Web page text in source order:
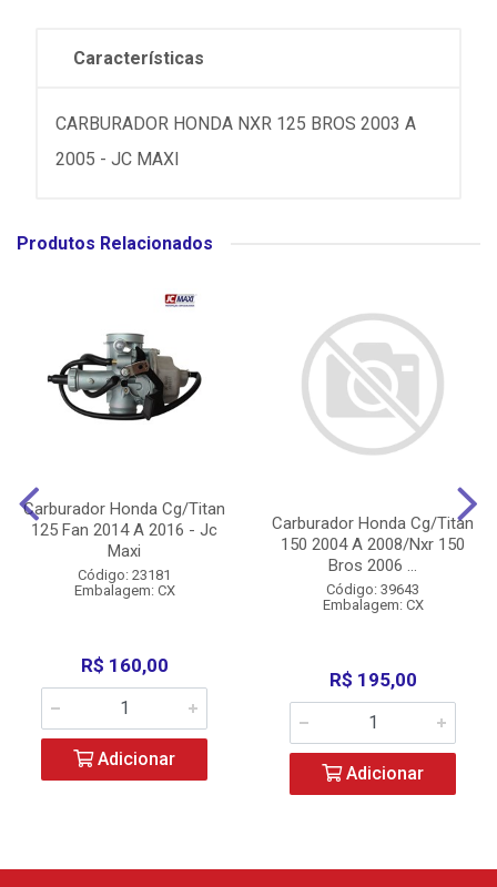
Características
CARBURADOR HONDA NXR 125 BROS 2003 A
2005 - JC MAXI
Produtos Relacionados
Carburador Honda Cg/Titan
125 Fan 2014 A 2016 - Jc
Maxi
Código: 23181
Embalagem: CX
R$ 160,00
Adicionar
Carburador Honda Cg/Titan
150 2004 A 2008/Nxr 150
Bros 2006 ...
Código: 39643
Embalagem: CX
R$ 195,00
Adicionar